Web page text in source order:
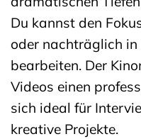
Du kannst den
oder nachträglich
bearbeiten. Der
Videos einen
sich ideal für
kreative Projekte.